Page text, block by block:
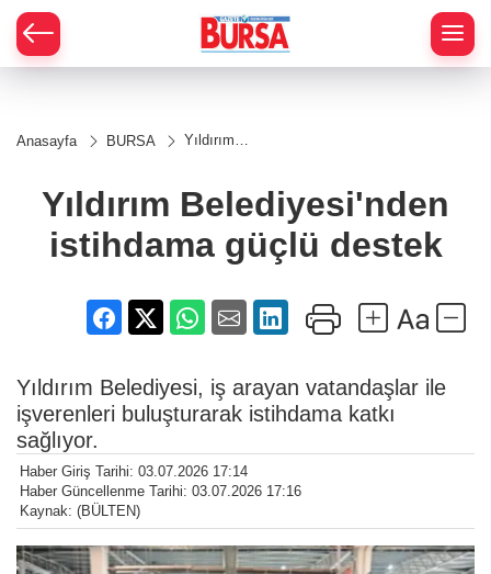
Anasayfa BURSA
Yıldırım
güçlü destek
Yıldırım Belediyesi'nden
istihdama güçlü destek
Yıldırım Belediyesi, iş arayan vatandaşlar ile
işverenleri buluşturarak istihdama katkı
sağlıyor.
Haber Giriş Tarihi: 03.07.2026 17:14
Haber Güncellenme Tarihi: 03.07.2026 17:16
Kaynak: (BÜLTEN)